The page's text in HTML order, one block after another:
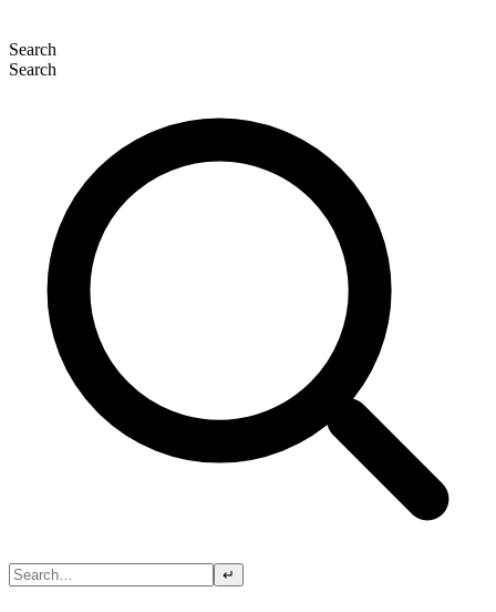
Search
Search
↵